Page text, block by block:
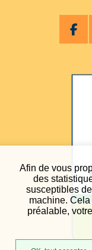
Afin de vous
des
susceptibles
machine.
préalable,